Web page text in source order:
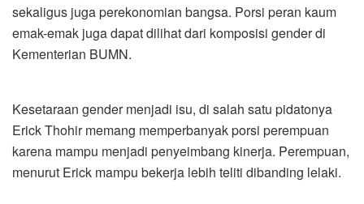
sekaligus juga perekonomian bangsa. Porsi peran kaum
emak-emak juga dapat dilihat dari komposisi gender di
Kementerian BUMN.
Kesetaraan gender menjadi isu, di salah satu pidatonya
Erick Thohir memang memperbanyak porsi perempuan
karena mampu menjadi penyeimbang kinerja. Perempuan,
menurut Erick mampu bekerja lebih teliti dibanding lelaki.